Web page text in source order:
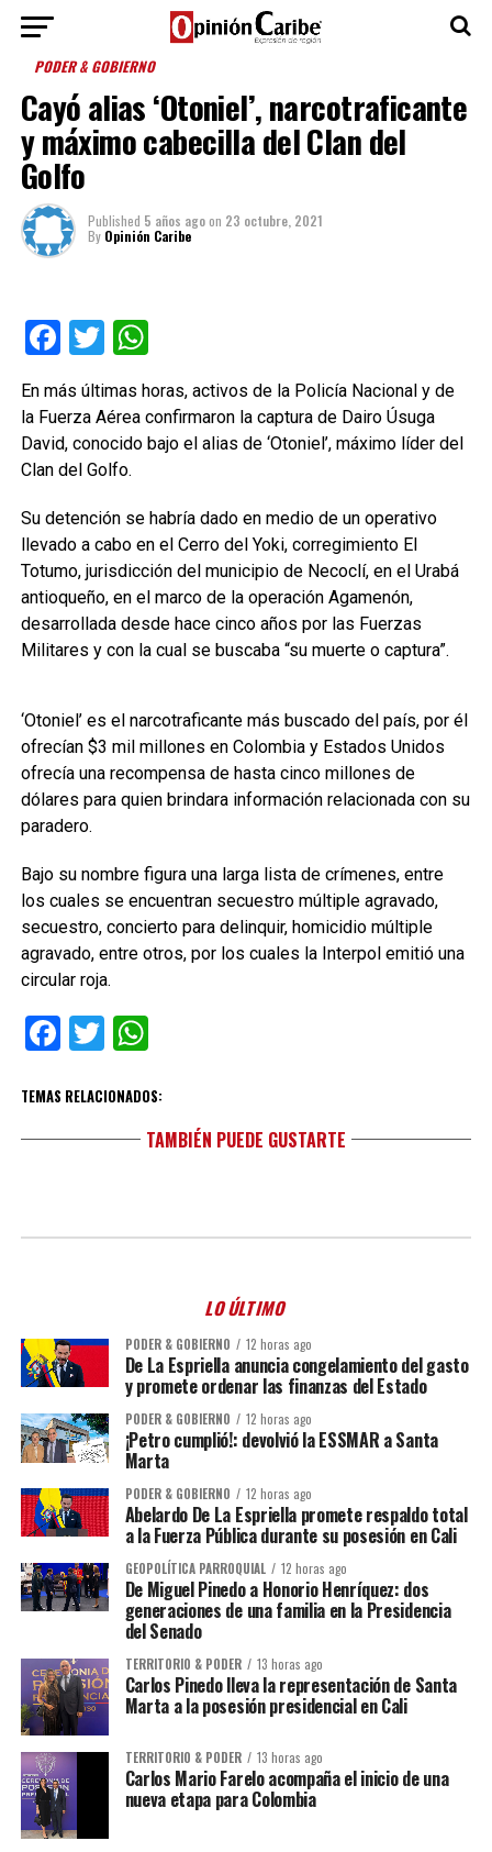
PODER & GOBIERNO
Cayó alias ‘Otoniel’, narcotraficante
y máximo cabecilla del Clan del
Golfo
Published 5 años agoon 23 octubre, 2021
By Opinión Caribe
Facebook
TwitterWhatsApp
En más últimas horas, activos de la Policía Nacional y de
la Fuerza Aérea confirmaron la captura de Dairo Úsuga
David, conocido bajo el alias de ‘Otoniel’, máximo líder del
Clan del Golfo.
Su detención se habría dado en medio de un operativo
llevado a cabo en el Cerro del Yoki, corregimiento El
Totumo, jurisdicción del municipio de Necoclí, en el Urabá
antioqueño, en el marco de la operación Agamenón,
desarrollada desde hace cinco años por las Fuerzas
Militares y con la cual se buscaba “su muerte o captura”.
‘Otoniel’ es el narcotraficante más buscado del país, por él
ofrecían $3 mil millones en Colombia y Estados Unidos
ofrecía una recompensa de hasta cinco millones de
dólares para quien brindara información relacionada con su
paradero.
Bajo su nombre figura una larga lista de crímenes, entre
los cuales se encuentran secuestro múltiple agravado,
secuestro, concierto para delinquir, homicidio múltiple
agravado, entre otros, por los cuales la Interpol emitió una
circular roja.
Facebook
TwitterWhatsApp
TEMAS RELACIONADOS:
TAMBIÉN PUEDE GUSTARTE
LO ÚLTIMO
PODER & GOBIERNO 12 horas ago
De La Espriella anuncia congelamiento del gasto
y promete ordenar las finanzas del Estado
PODER & GOBIERNO 12 horas ago
¡Petro cumplió!: devolvió la ESSMAR a Santa
Marta
PODER & GOBIERNO 12 horas ago
Abelardo De La Espriella promete respaldo total
a la Fuerza Pública durante su posesión en Cali
GEOPOLÍTICA PARROQUIAL 12 horas ago
De Miguel Pinedo a Honorio Henríquez: dos
generaciones de una familia en la Presidencia
del Senado
TERRITORIO & PODER 13 horas ago
Carlos Pinedo lleva la representación de Santa
Marta a la posesión presidencial en Cali
TERRITORIO & PODER 13 horas ago
Carlos Mario Farelo acompaña el inicio de una
nueva etapa para Colombia